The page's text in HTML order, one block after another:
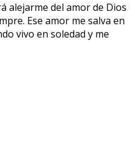
alejarme del amor de Dios
Ese amor me salva en
vivo en soledad y me